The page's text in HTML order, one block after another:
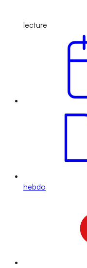
lecture
hebdo